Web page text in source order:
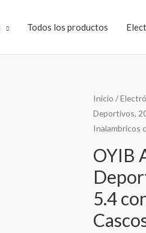
Todos los productos
Inicio /
Deportivos,
Inalambricos
OYIB
5.4